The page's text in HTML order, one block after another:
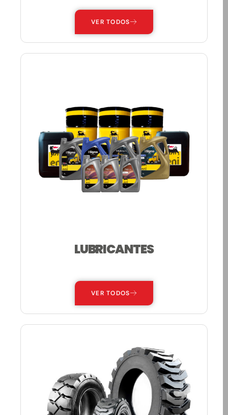
VER TODOS
LUBRICANTES
VER TODOS